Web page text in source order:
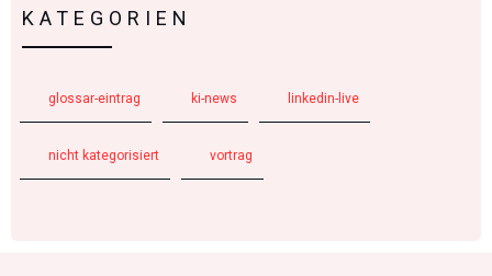
KATEGORIEN
glossar-eintrag ki-news linkedin-live
nicht kategorisiert vortrag